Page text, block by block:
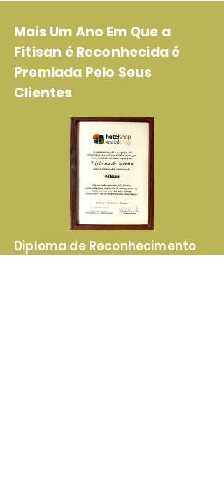
Mais Um Ano Em Que a
Fitisan é Reconhecida é
Premiada Pelo Seus
Clientes
Diploma de Reconhecimento